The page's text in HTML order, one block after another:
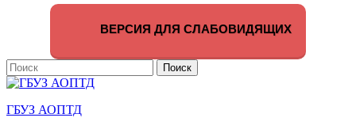
Перейти
ВЕРСИЯ ДЛЯ СЛАБОВИДЯЩИХ
Поиск
по:
ГБУЗ АОПТД